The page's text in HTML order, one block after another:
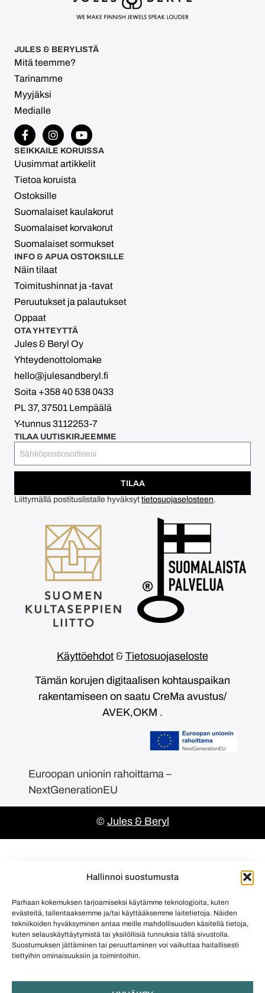
Hallinnoi suostumusta
Parhaan kokemuksen tarjoamiseksi käytämme teknologioita, kuten
evästeitä, tallentaaksemme ja/tai käyttääksemme laitetietoja. Näiden
tekniikoiden hyväksyminen antaa meille mahdollisuuden käsitellä tietoja,
kuten selauskäyttäytymistä tai yksilöllisiä tunnuksia tällä sivustolla.
Suostumuksen jättäminen tai peruuttaminen voi vaikuttaa haitallisesti
tiettyihin ominaisuuksiin ja toimintoihin.
JULES & BERYLISTÄ
Mitä teemme?
Tarinamme
Myyjäksi
Medialle
SEIKKAILE KORUISSA
Uusimmat artikkelit
Tietoa koruista
Ostoksille
Suomalaiset kaulakorut
Suomalaiset korvakorut
Suomalaiset sormukset
INFO & APUA OSTOKSILLE
Näin tilaat
Toimitushinnat ja -tavat
Peruutukset ja palautukset
Oppaat
OTA YHTEYTTÄ
Jules & Beryl Oy
Yhteydenottolomake
hello@julesandberyl.fi
Soita +358 40 538 0433
PL 37, 37501 Lempäälä
Y-tunnus 3112253-7
TILAA UUTISKIRJEEMME
TILAA
Liittymällä postituslistalle hyväksyt tietosuojaselosteen.
Käyttöehdot & Tietosuojaseloste
Tämän korujen digitaalisen kohtauspaikan
rakentamiseen on saatu CreMa avustus/
AVEK,OKM .
Euroopan unionin rahoittama –
NextGenerationEU
© Jules & Beryl